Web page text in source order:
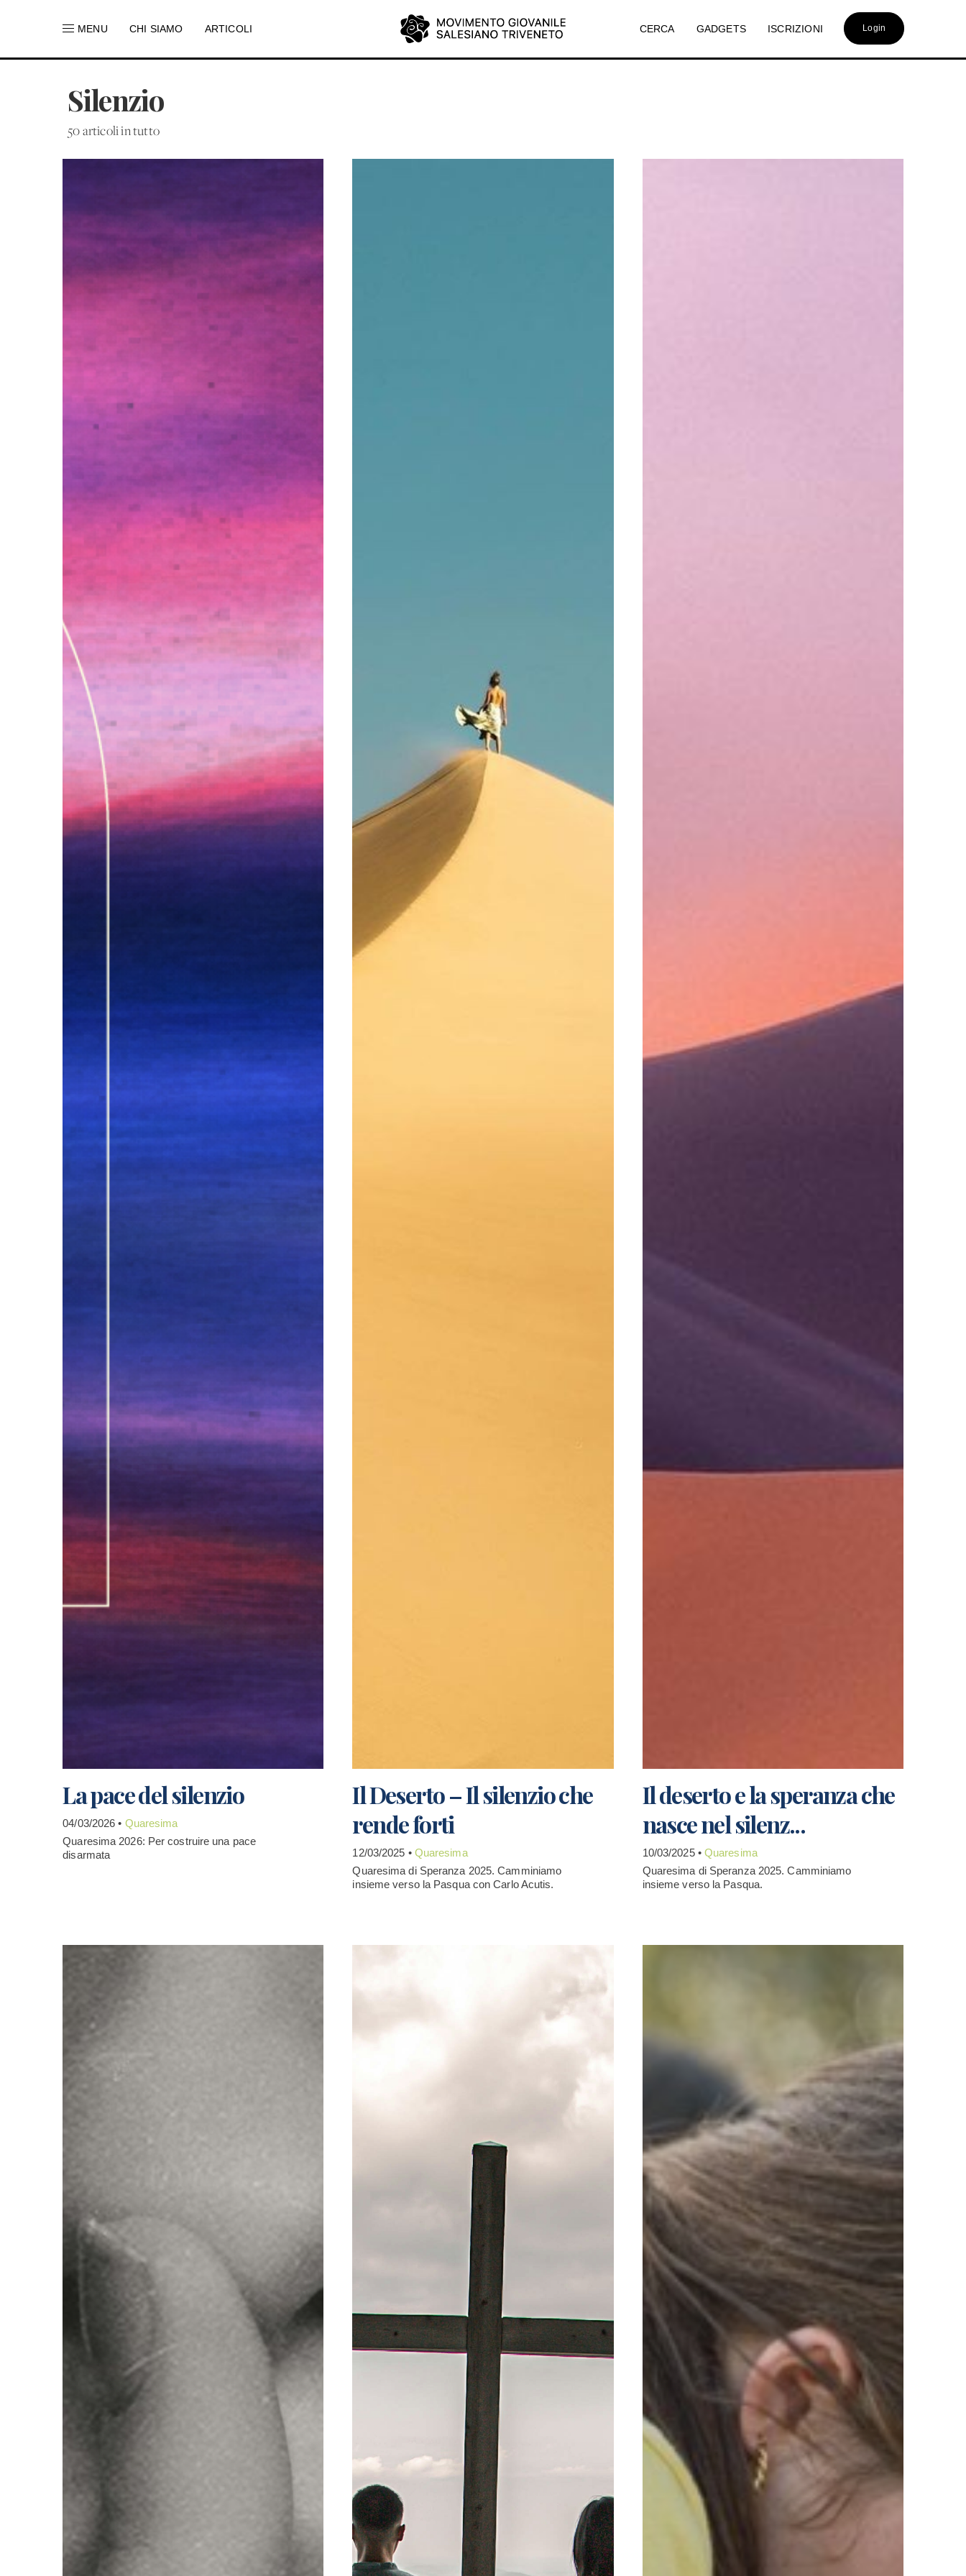
MENU CHI SIAMO ARTICOLI CERCA GADGETS ISCRIZIONI Login
Silenzio
50 articoli in tutto
La pace del silenzio
04/03/2026 • Quaresima
Quaresima 2026: Per costruire una pace
disarmata
Il Deserto – Il silenzio che
rende forti
12/03/2025 • Quaresima
Quaresima di Speranza 2025. Camminiamo
insieme verso la Pasqua con Carlo Acutis.
Il deserto e la speranza che
nasce nel silenz...
10/03/2025 • Quaresima
Quaresima di Speranza 2025. Camminiamo
insieme verso la Pasqua.